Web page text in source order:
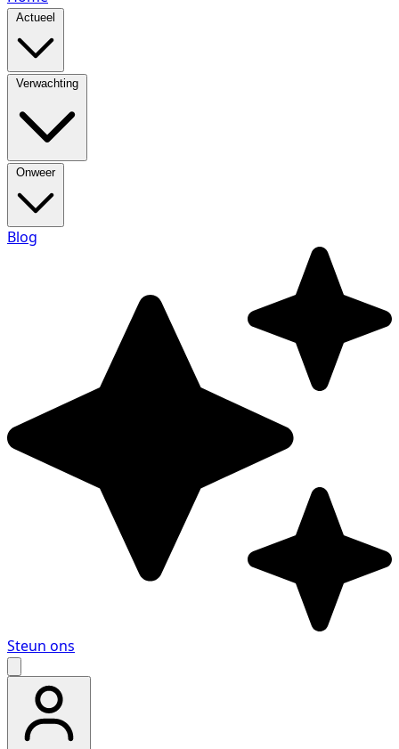
Actueel
Verwachting
Onweer
Blog
Steun ons